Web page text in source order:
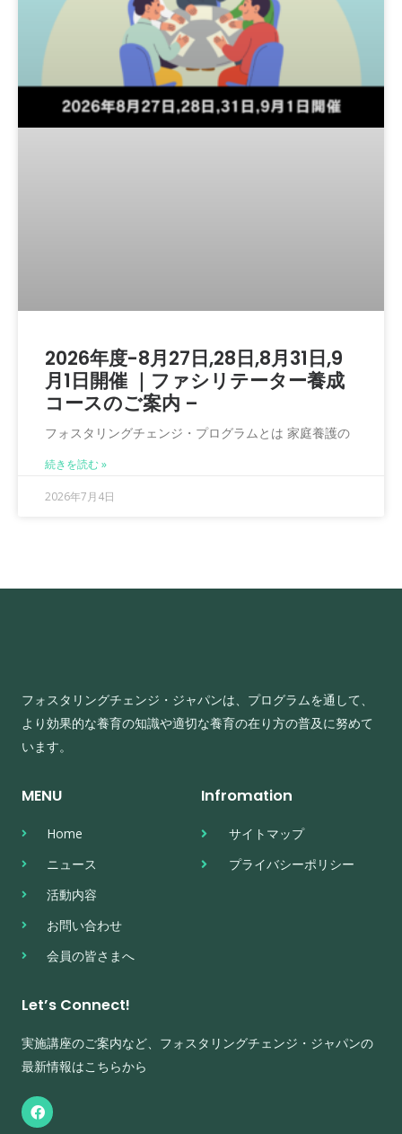
2026年度-8月27日,28日,8月31日,9
月1日開催 ｜ファシリテーター養成
コースのご案内 –
フォスタリングチェンジ・プログラムとは 家庭養護の
続きを読む »
2026年7月4日
フォスタリングチェンジ・ジャパンは、プログラムを通して、
より効果的な養育の知識や適切な養育の在り方の普及に努めて
います。
MENU
Home
ニュース
活動内容
お問い合わせ
会員の皆さまへ
Infromation
サイトマップ
プライバシーポリシー
Let’s Connect!
実施講座のご案内など、フォスタリングチェンジ・ジャパンの
最新情報はこちらから